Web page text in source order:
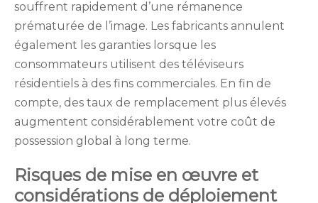
souffrent rapidement d’une rémanence
prématurée de l’image. Les fabricants annulent
également les garanties lorsque les
consommateurs utilisent des téléviseurs
résidentiels à des fins commerciales. En fin de
compte, des taux de remplacement plus élevés
augmentent considérablement votre coût de
possession global à long terme.
Risques de mise en œuvre et
considérations de déploiement